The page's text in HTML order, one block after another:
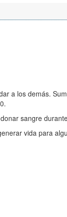
a los demás.
sangre
vida para